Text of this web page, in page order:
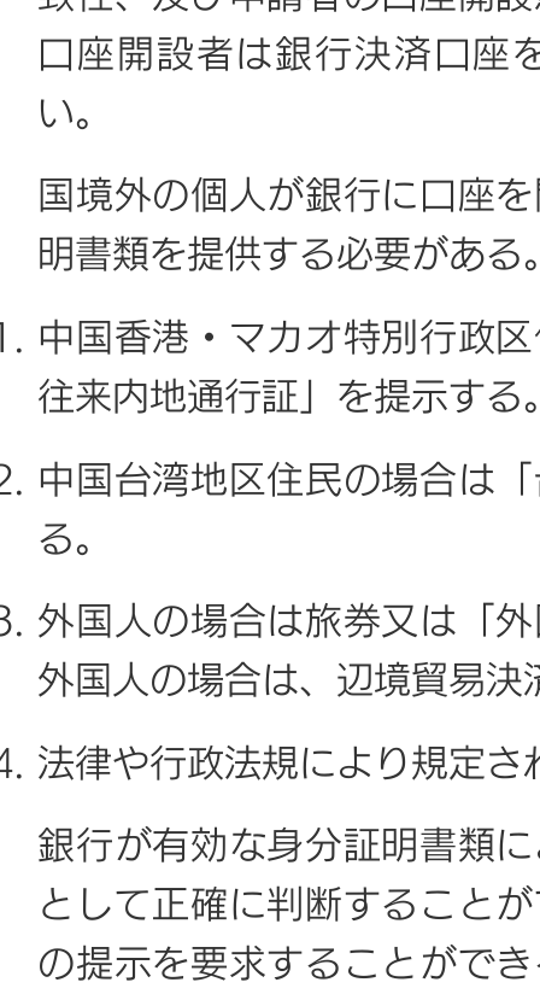
口座開設者は銀行決済口座
い。
国境外の個人が銀行に口座
明書類を提供する必要がある
中国香港・マカオ特別行政
往来内地通行証」を提示する
中国台湾地区住民の場合は
る。
外国人の場合は旅券又は「
外国人の場合は、辺境貿易
法律や行政法規により規定
銀行が有効な身分証明書類
として正確に判断すること
の提示を要求することがで